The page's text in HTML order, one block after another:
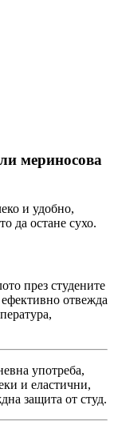
мериносова
и удобно,
да остане сухо.
през студените
отвежда
употреба,
и еластични,
защита от студ.